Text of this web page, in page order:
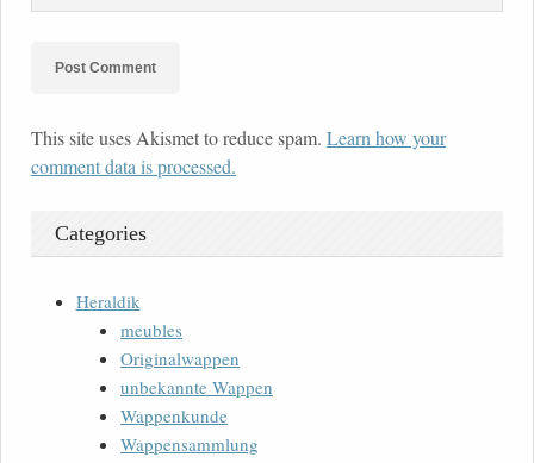
This site uses Akismet to reduce spam. Learn how your
comment data is processed.
Categories
Heraldik
meubles
Originalwappen
unbekannte Wappen
Wappenkunde
Wappensammlung